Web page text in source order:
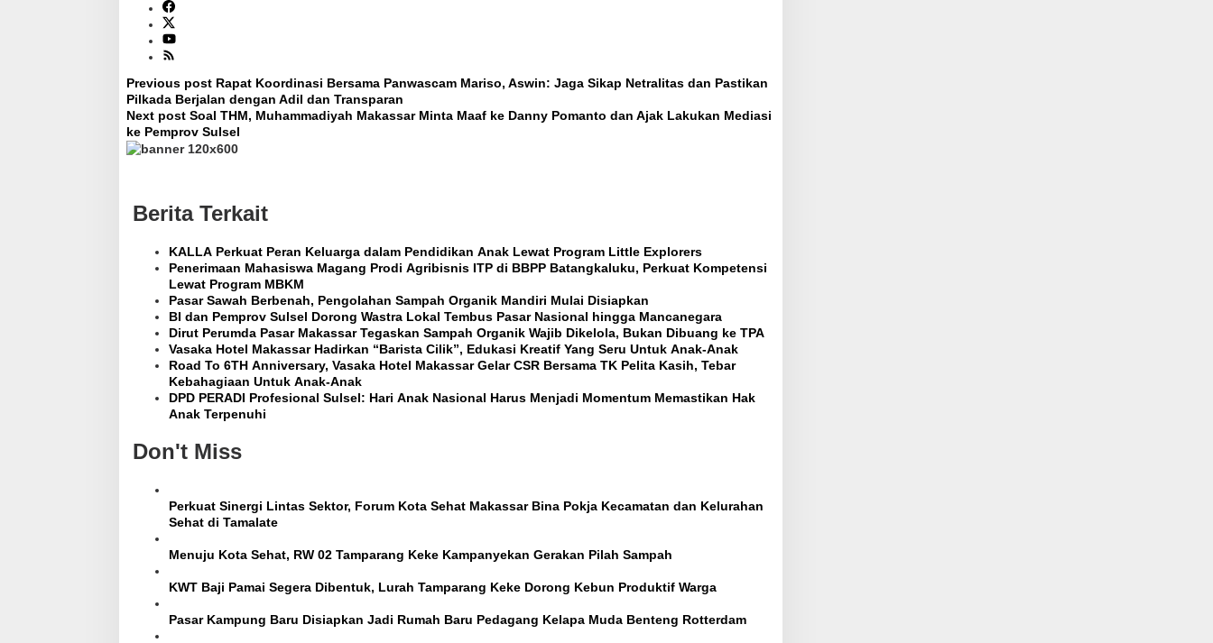
P
o
s
t
v
Previous postRapat Koordinasi Bersama Panwascam Mariso, Aswin: Jaga Sikap Netralitas dan Pastikan
Pilkada Berjalan dengan Adil dan Transparan
Next postSoal THM, Muhammadiyah Makassar Minta Maaf ke Danny Pomanto dan Ajak Lakukan Mediasi
ke Pemprov Sulsel
Berita Terkait
KALLA Perkuat Peran Keluarga dalam Pendidikan Anak Lewat Program Little Explorers
Penerimaan Mahasiswa Magang Prodi Agribisnis ITP di BBPP Batangkaluku, Perkuat Kompetensi
Lewat Program MBKM
Pasar Sawah Berbenah, Pengolahan Sampah Organik Mandiri Mulai Disiapkan
BI dan Pemprov Sulsel Dorong Wastra Lokal Tembus Pasar Nasional hingga Mancanegara
Dirut Perumda Pasar Makassar Tegaskan Sampah Organik Wajib Dikelola, Bukan Dibuang ke TPA
Vasaka Hotel Makassar Hadirkan “Barista Cilik”, Edukasi Kreatif Yang Seru Untuk Anak-Anak
Road To 6TH Anniversary, Vasaka Hotel Makassar Gelar CSR Bersama TK Pelita Kasih, Tebar
Kebahagiaan Untuk Anak-Anak
DPD PERADI Profesional Sulsel: Hari Anak Nasional Harus Menjadi Momentum Memastikan Hak
Anak Terpenuhi
Don't Miss
Perkuat Sinergi Lintas Sektor, Forum Kota Sehat Makassar Bina Pokja Kecamatan dan Kelurahan
Sehat di Tamalate
Menuju Kota Sehat, RW 02 Tamparang Keke Kampanyekan Gerakan Pilah Sampah
KWT Baji Pamai Segera Dibentuk, Lurah Tamparang Keke Dorong Kebun Produktif Warga
Pasar Kampung Baru Disiapkan Jadi Rumah Baru Pedagang Kelapa Muda Benteng Rotterdam